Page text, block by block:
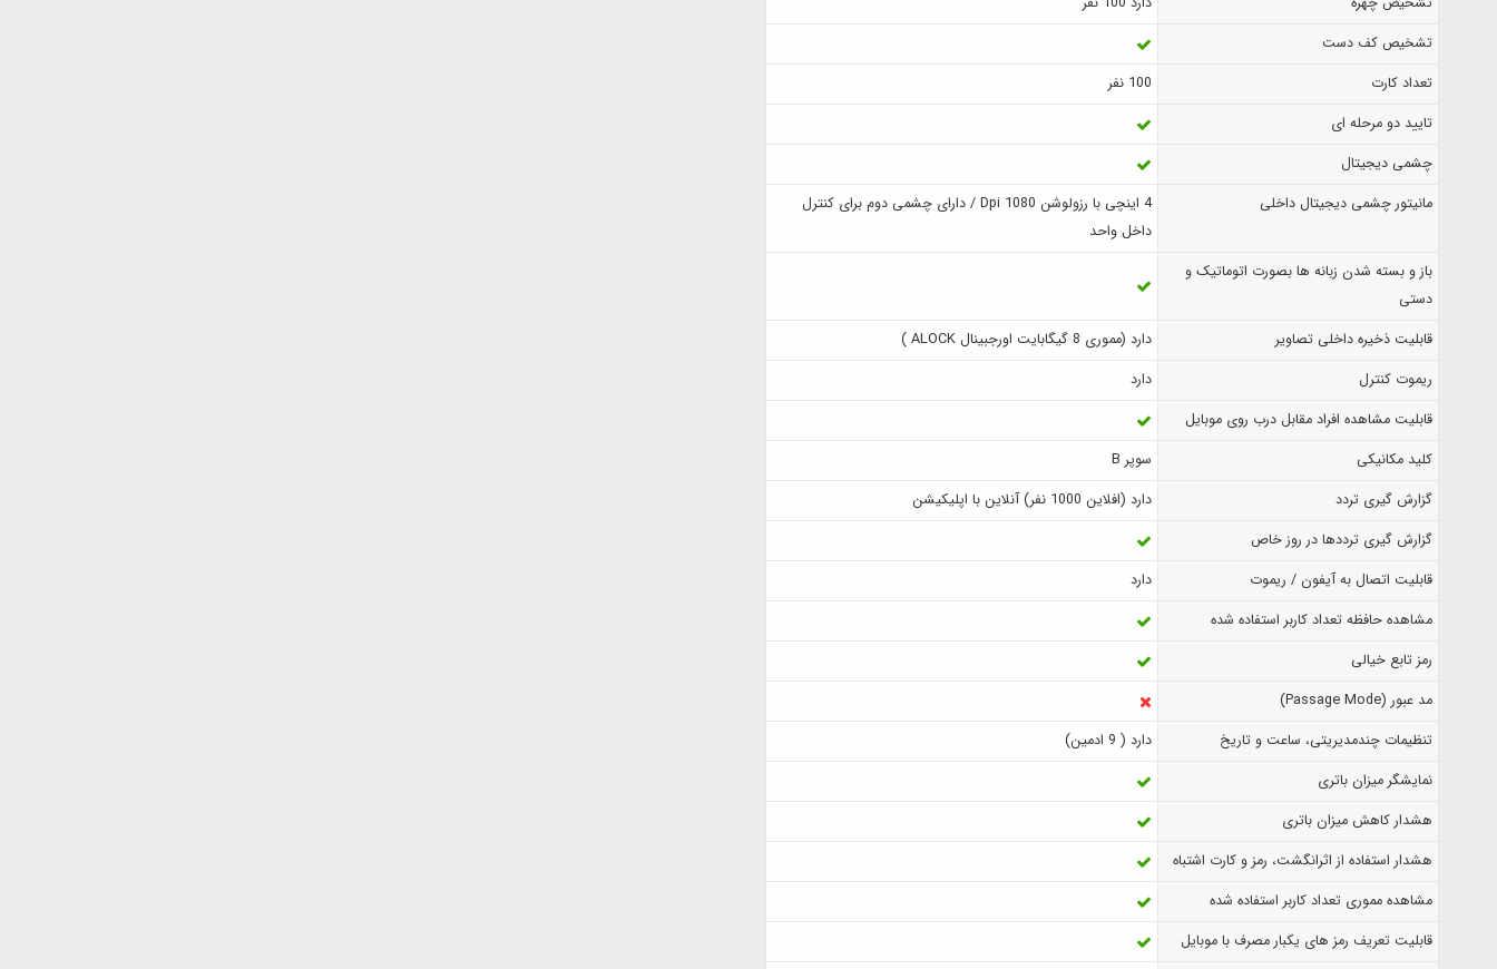
تشخیص کف دست
تعداد کارت
100 نفر
تایید دو مرحله ای
چشمی دیجیتال
مانیتور چشمی دیجیتال داخلی
4 اینچی با رزولوشن 1080 Dpi / دارای چشمی دوم برای کنترل
داخل واحد
باز و بسته شدن زبانه ها بصورت اتوماتیک و
دستی
قابلیت ذخیره داخلی تصاویر
دارد (مموری 8 گیگابایت اورجبینال ALOCK )
ریموت کنترل
دارد
قابلیت مشاهده افراد مقابل درب روی موبایل
کلید مکانیکی
سوپر B
گزارش‌ گیری تردد
دارد (افلاین 1000 نفر) آنلاین با اپلیکیشن
گزارش گیری ترددها در روز خاص
قابلیت اتصال به آیفون / ریموت
دارد
مشاهده حافظه تعداد کاربر استفاده شده
رمز تابع خیالی
مد عبور (Passage Mode)
تنظیمات چندمدیریتی، ساعت و تاریخ
دارد ( 9 ادمین)
نمایشگر میزان باتری
هشدار کاهش میزان باتری
هشدار استفاده از اثرانگشت، رمز و کارت اشتباه
مشاهده مموری تعداد کاربر استفاده شده
قابلیت تعریف رمز های یکبار مصرف با موبایل